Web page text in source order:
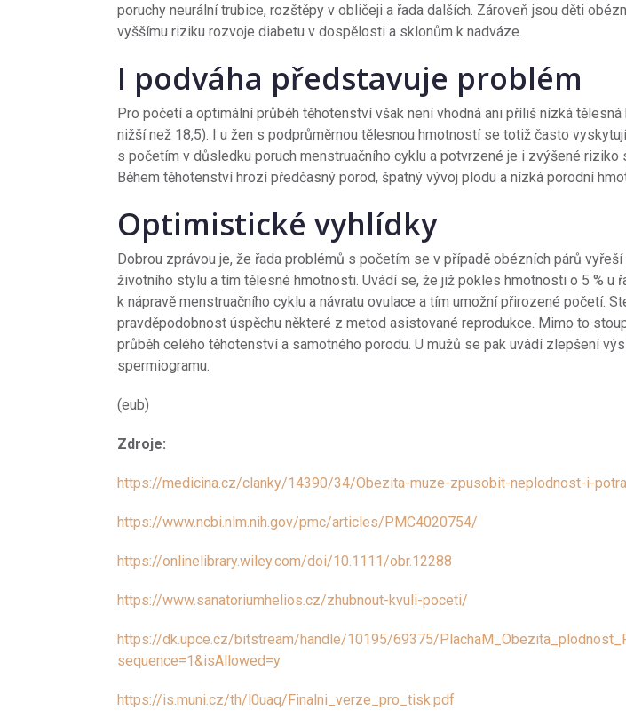
poruchy neurální trubice, rozštěpy v obličeji a řada dalších. Zároveň jsou děti
vyššímu riziku rozvoje diabetu v dospělosti a sklonům k nadváze.
I podváha představuje problém
Pro početí a optimální průběh těhotenství však není vhodná ani příliš nízká
nižší než 18,5). I u žen s podprůměrnou tělesnou hmotností se totiž často
s početím v důsledku poruch menstruačního cyklu a potvrzené je i zvýšené riziko
Během těhotenství hrozí předčasný porod, špatný vývoj plodu a nízká porodní
Optimistické vyhlídky
Dobrou zprávou je, že řada problémů s početím se v případě obézních párů
životního stylu a tím tělesné hmotnosti. Uvádí se, že již pokles hmotnosti o 5 % u
k nápravě menstruačního cyklu a návratu ovulace a tím umožní přirozené početí.
pravděpodobnost úspěchu některé z metod asistované reprodukce. Mimo to
průběh celého těhotenství a samotného porodu. U mužů se pak uvádí zlepšení
spermiogramu.
(eub)
Zdroje:
https://medicina.cz/clanky/14390/34/Obezita-muze-zpusobit-neplodnost-i-
https://www.ncbi.nlm.nih.gov/pmc/articles/PMC4020754/
https://onlinelibrary.wiley.com/doi/10.1111/obr.12288
https://www.sanatoriumhelios.cz/zhubnout-kvuli-poceti/
https://dk.upce.cz/bitstream/handle/10195/69375/
sequence=1&isAllowed=y
https://is.muni.cz/th/l0uaq/Finalni_verze_pro_tisk.pdf